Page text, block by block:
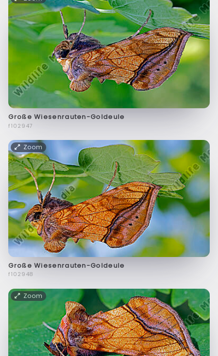
Große Wiesenrauten-Goldeule
f102947
Zoom
Große Wiesenrauten-Goldeule
f102948
Zoom